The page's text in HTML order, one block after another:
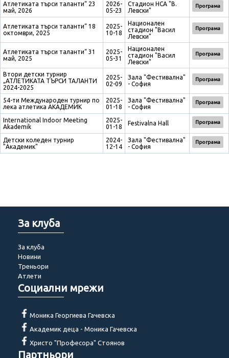
Атлетиката търси таланти“ 23
май, 2026
2026-
05-23
Стадион НСА "В.
Левски"
Програма
Атлетиката търси таланти“ 18
октомври, 2025
2025-
10-18
Национален
стадион "Васил
Левски"
Програма
Атлетиката търси таланти“ 31
май, 2025
2025-
05-31
Национален
стадион "Васил
Левски"
Програма
Втори детски турнир
„АТЛЕТИКАТА ТЪРСИ ТАЛАНТИ
2024-2025
2025-
02-09
Зала "Фестивална"
- София
Програма
54-ти Международен турнир по
лека атлетика АКАДЕМИК
2025-
01-18
Зала "Фестивална"
- София
Програма
International Indoor Meeting
Akademik
2025-
01-18
Festivalna Hall Програма
Детски коледен турнир
"Академик"
2024-
12-14
Зала "Фестивална"
- София
Програма
За клуба
За клуба
Новини
Треньори
Атлети
Социални мрежи
Моника Георгиева Гачевска
Академик деца - Моника Гачевска
Христо "Професора" Стоянов
Партньори